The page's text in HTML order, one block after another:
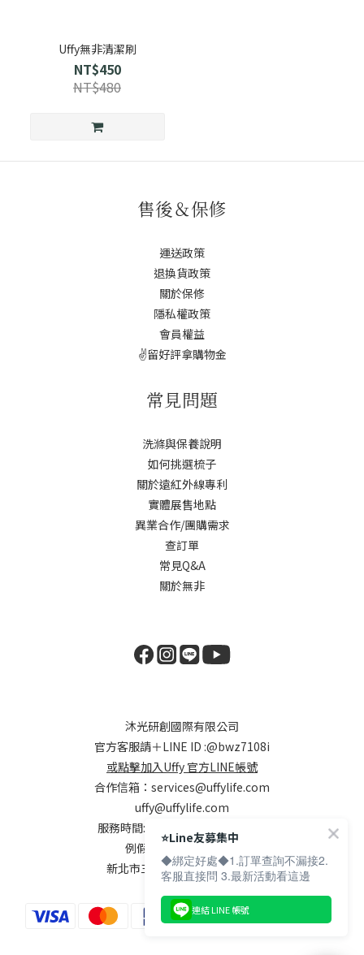
Uffy無非清潔刷
NT$450
NT$480
售後＆保修
運送政策
退換貨政策
關於保修
隱私權政策
會員權益
✌️留好評拿購物金
常見問題
洗滌與保養說明
如何挑選梳子
關於遠紅外線專利
實體展售地點
異業合作/團購需求
查訂單
常見Q&A
關於無非
沐光研創國際有限公司
官方客服請＋LINE ID :@bwz7108i
或點擊加入Uffy 官方LINE帳號
合作信箱： services@uffylife.com
uffy@uffylife.com
服務時間: 週一~週五，9:00-18:00
例假日及國定假日公休
新北市三重區集美街148號7樓
⭐️Line友募集中
◆綁定好處◆1.訂單查詢不漏接2.
客服直接問 3.最新活動看這邊
連結 LINE 帳號